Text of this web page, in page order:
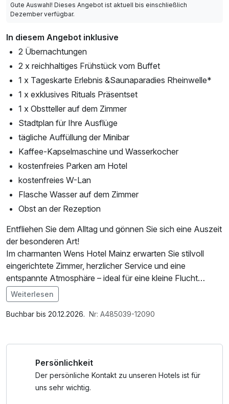
Gute Auswahl! Dieses Angebot ist aktuell bis einschließlich
Dezember verfügbar.
In diesem Angebot inklusive
2 Übernachtungen
2 x reichhaltiges Frühstück vom Buffet
1 x Tageskarte Erlebnis &Saunaparadies Rheinwelle*
1 x exklusives Rituals Präsentset
1 x Obstteller auf dem Zimmer
Stadtplan für Ihre Ausflüge
tägliche Auffüllung der Minibar
Kaffee-Kapselmaschine und Wasserkocher
kostenfreies Parken am Hotel
kostenfreies W-Lan
Flasche Wasser auf dem Zimmer
Obst an der Rezeption
Entfliehen Sie dem Alltag und gönnen Sie sich eine Auszeit
der besonderen Art!
Im charmanten Wens Hotel Mainz erwarten Sie stilvoll
eingerichtete Zimmer, herzlicher Service und eine
entspannte Atmosphäre – ideal für eine kleine Flucht
zwischendurch. Genießen Sie einen ganzen Tag voller
Entspannung in der Rheinwelle – dem beliebten Erlebnisbad
& Saunaparadies nur eine kurze Autofahrt (ca. 20 Minuten)
und Geist zur Ruhe. Die moderne Saunalandschaft mit
Innen- und Außenbereichen ist ein echter Geheimtipp für
Wellnessliebhaber.
Im Angebot enthalten
1 Flasche Mineralwasser, 1 x gefüllte Minibar, W-LAN
Weiterlesen
Buchbar bis 20.12.2026. Nr: A485039-12090
Persönlichkeit
Der persönliche Kontakt zu unseren Hotels ist für
uns sehr wichtig.